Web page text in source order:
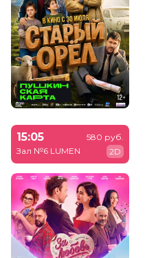
15:05
Зал №6 LUMEN
580 руб.
2D